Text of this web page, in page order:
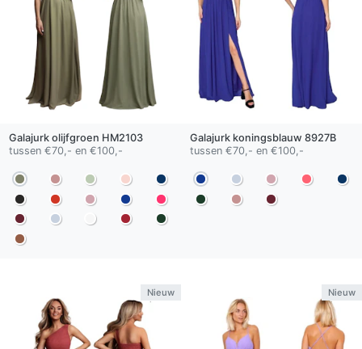
Galajurk olijfgroen HM2103
tussen €70,- en €100,-
Galajurk koningsblauw 8927B
tussen €70,- en €100,-
Nieuw Nieuw